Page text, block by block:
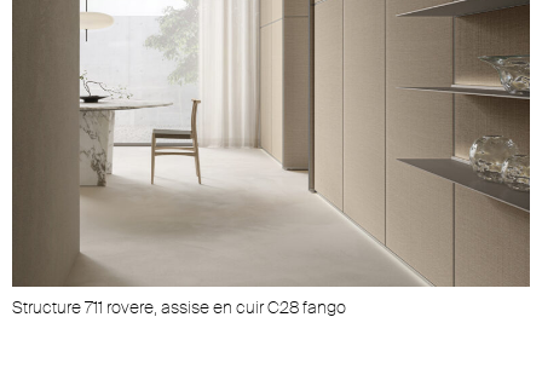
Structure 711 rovere, assise en cuir C28 fango